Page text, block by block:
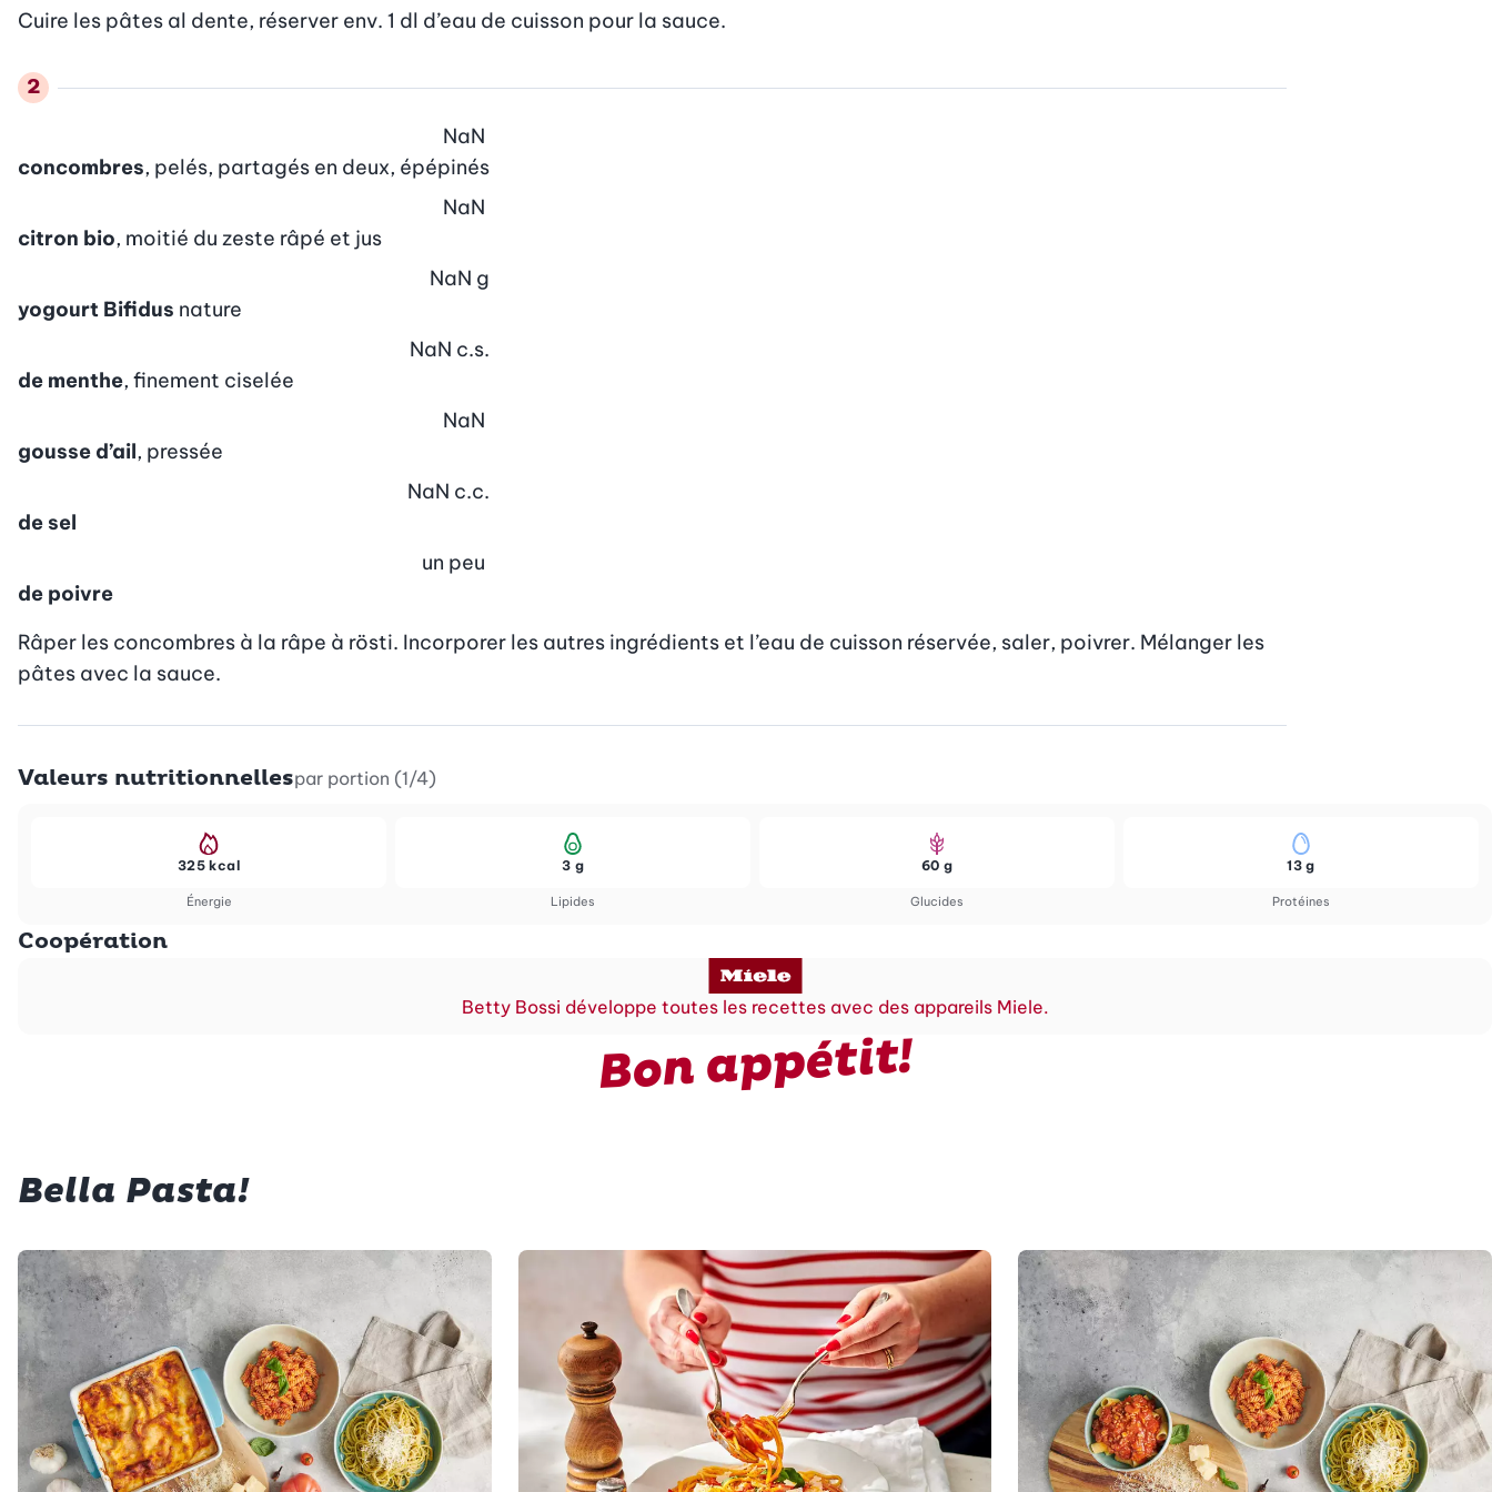
Cuire les pâtes al dente, réserver env. 1 dl d’eau de cuisson pour la sauce.
concombres, pelés, partagés en deux, épépinés
NaN
citron bio, moitié du zeste râpé et jus
NaN
yogourt Bifidus nature
NaN g
de menthe, finement ciselée
NaN c.s.
gousse d’ail, pressée
NaN
de sel
NaN c.c.
de poivre
un peu
Râper les concombres à la râpe à rösti. Incorporer les autres ingrédients et l’eau de cuisson réservée, saler, poivrer. Mélanger les
pâtes avec la sauce.
Valeurs nutritionnellespar portion (1/4)
Énergie
325 kcal
Lipides
3 g
Glucides
60 g
Protéines
13 g
Coopération
Betty Bossi développe toutes les recettes avec des appareils Miele.
Bon appétit!
Bella Pasta!